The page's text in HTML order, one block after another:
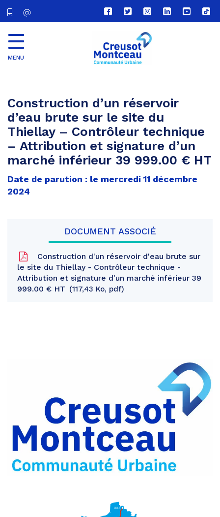
Lien
vers
compte
Facebook
Lien
vers
compte
Twitter
Lien
vers
le
compte
Lien
vers
Lien
vers
Lien
vers
MENU
Construction d’un réservoir
d’eau brute sur le site du
Thiellay – Contrôleur technique
– Attribution et signature d’un
marché inférieur 39 999.00 € HT
Date de parution : le mercredi 11 décembre
2024
DOCUMENT ASSOCIÉ
Construction d'un réservoir d'eau brute sur
le site du Thiellay - Contrôleur technique -
Attribution et signature d'un marché inférieur 39
999.00 € HT
117,43 Ko, pdf
Facebook
Partager
Twitter
Partager
par
e-
mail